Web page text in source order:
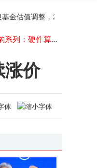
估值调整，2026年2月26
可在线办补偿
锁消费新体验
优理奇2026年2月推Wanda Panther黑豹系列：硬件算法双升级 性能跃升
硬派越野新选择！BJ40燃油巨幕版守护细节，伴你安心探索未知旷野
24小时直播新闻：精密技术系统如何支撑不间断信息流服务？
价